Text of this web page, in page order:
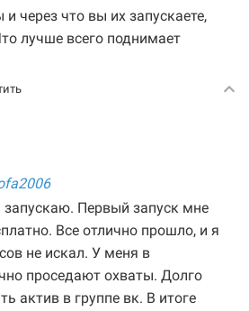
через что вы их запускаете,
лучше всего поднимает
запускаю. Первый запуск мне
Все отлично прошло, и я
не искал. У меня в
проседают охваты. Долго
актив в группе вк. В итоге